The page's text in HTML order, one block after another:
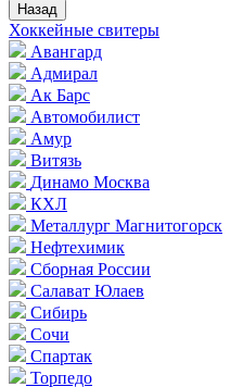
Назад
Хоккейные свитеры
Авангард
Адмирал
Ак Барс
Автомобилист
Амур
Витязь
Динамо Москва
КХЛ
Металлург Магнитогорск
Нефтехимик
Сборная России
Салават Юлаев
Сибирь
Сочи
Спартак
Торпедо